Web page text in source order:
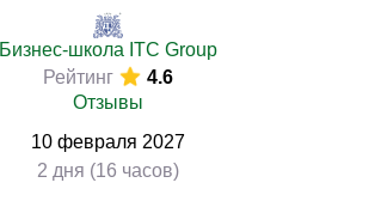
Бизнес-школа ITC Group
Рейтинг
4.6
Отзывы
10 февраля 2027
2 дня (16 часов)